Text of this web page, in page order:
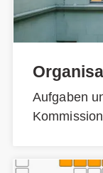
Aufgaben